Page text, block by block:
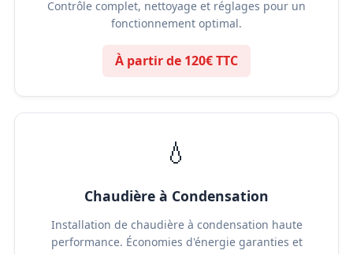
Contrôle complet, nettoyage et réglages pour un
fonctionnement optimal.
À partir de 120€ TTC
💧
Chaudière à Condensation
Installation de chaudière à condensation haute
performance. Économies d'énergie garanties et